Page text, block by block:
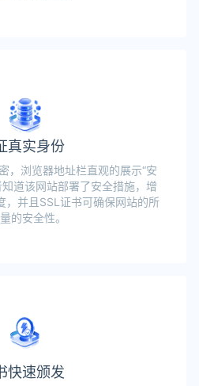
真实身份
，浏览器地址栏直观的展示“安
道该网站部署了安全措施，增
，并且SSL证书可确保网站的所
的安全性。
快速颁发